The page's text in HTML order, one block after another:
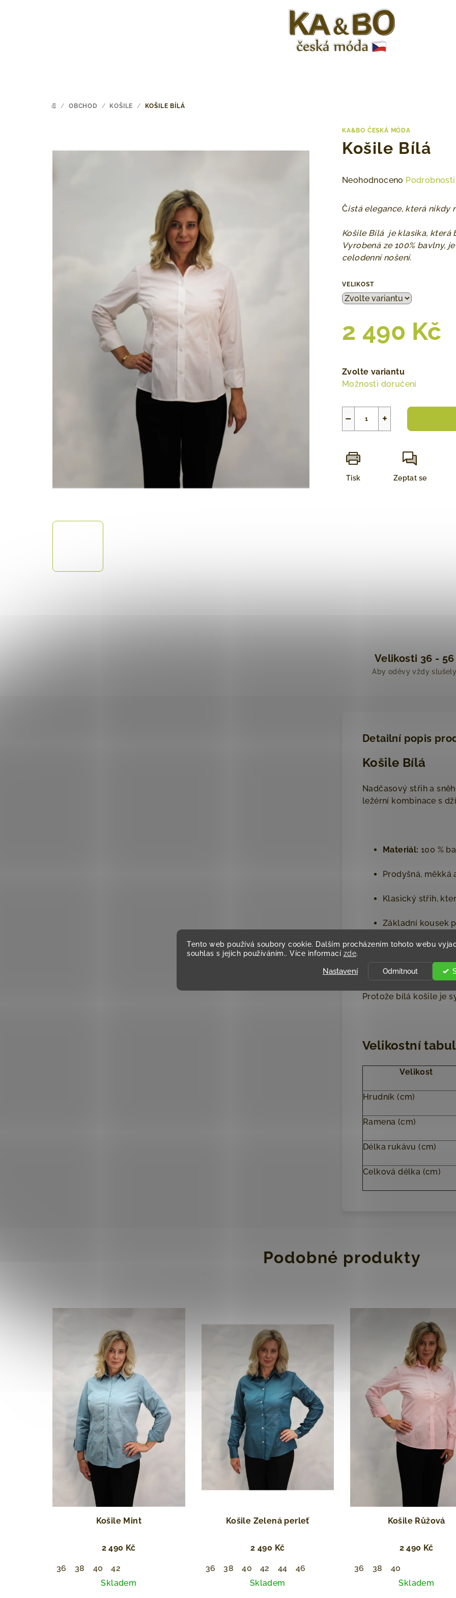
Tento web používá soubory cookie. Dalším procházením tohoto webu
souhlas s jejich používáním.. Více informací zde.
Odmítnout
Nastavení
DOMŮ
/ OBCHOD / KOŠILE / KOŠILE BÍLÁ
KA&BO ČESKÁ MÓDA
Košile Bílá
Průměrné
produktu
0,0
z
Neohodnoceno
Čistá elegance, která nikdy
Košile Bílá je klasika, která
Vyrobená ze 100% bavlny,
celodenní nošení.
VELIKOST
2 490 Kč
cena:
Zvolte variantu
Možnosti doručení
+
−
Tisk Zeptat se
Velikosti 36 - 56
Aby oděvy vždy slušely
Detailní popis
Košile Bílá
Nadčasový střih a
ležérní kombinace s
Materiál: 100 %
Prodyšná, měkká
Klasický střih,
Základní kousek
Proč právě Košile Bílá?
Protože bílá košile je
Velikostní
Velikost
Hrudník (cm)
Ramena (cm)
Délka rukávu (cm)
Celková délka (cm)
Podobné produkty
Košile Mint
2 490 Kč
36 38 40
42
Skladem
Košile Zelená perleť
2 490 Kč
36 38 40 42 44
46
Skladem
Košile Růžová
2 490 Kč
36 38
40
Skladem